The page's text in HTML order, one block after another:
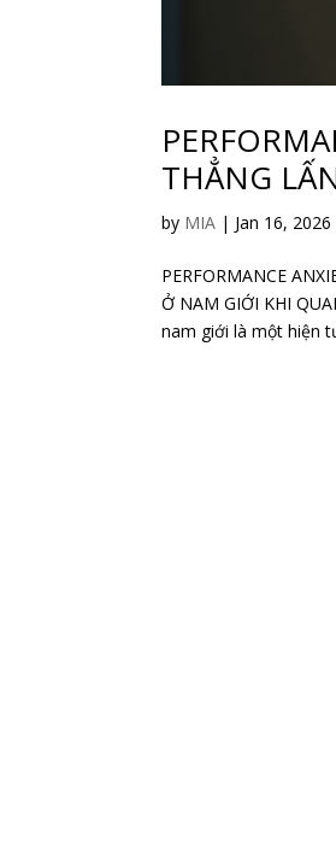
THẲNG
by MIA | Jan 16, 2026
PERFORMANCE
Ở NAM GIỚI KHI
nam giới là một hiện